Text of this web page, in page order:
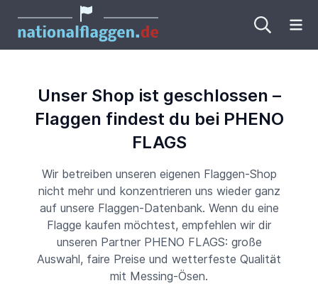
Unser Shop ist geschlossen –
Flaggen findest du bei PHENO
FLAGS
Wir betreiben unseren eigenen Flaggen-Shop
nicht mehr und konzentrieren uns wieder ganz
auf unsere Flaggen-Datenbank. Wenn du eine
Flagge kaufen möchtest, empfehlen wir dir
unseren Partner PHENO FLAGS: große
Auswahl, faire Preise und wetterfeste Qualität
mit Messing-Ösen.